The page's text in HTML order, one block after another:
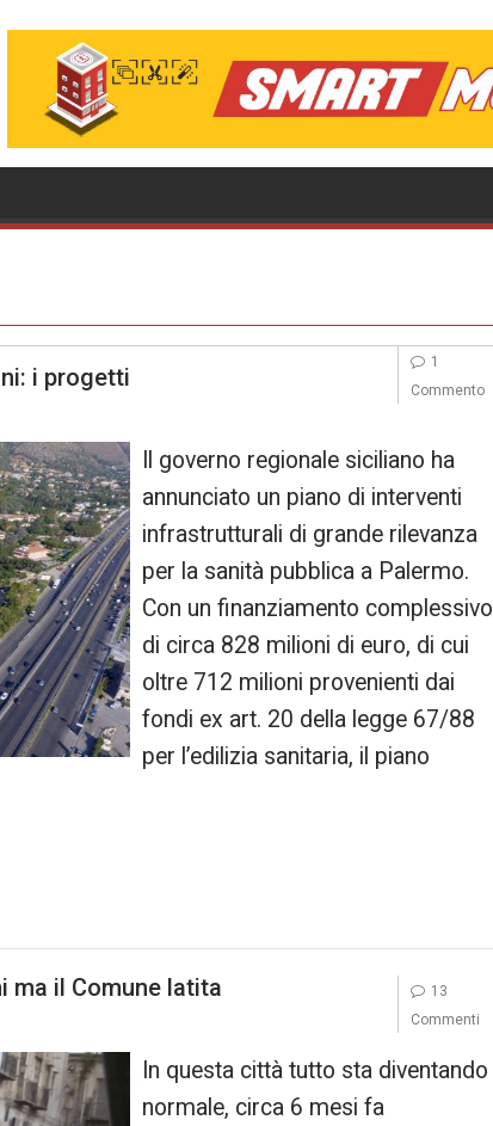
i progetti
Il governo regionale siciliano ha
annunciato un piano di interventi
infrastrutturali di grande rilevanza
per la sanità pubblica a Palermo.
Con un finanziamento complessivo
di circa 828 milioni di euro, di cui
oltre 712 milioni provenienti dai
fondi ex art. 20 della legge 67/88
per l’edilizia sanitaria, il piano
1
Commento
ma il Comune latita
In questa città tutto sta diventando
normale, circa 6 mesi fa
13
Commenti